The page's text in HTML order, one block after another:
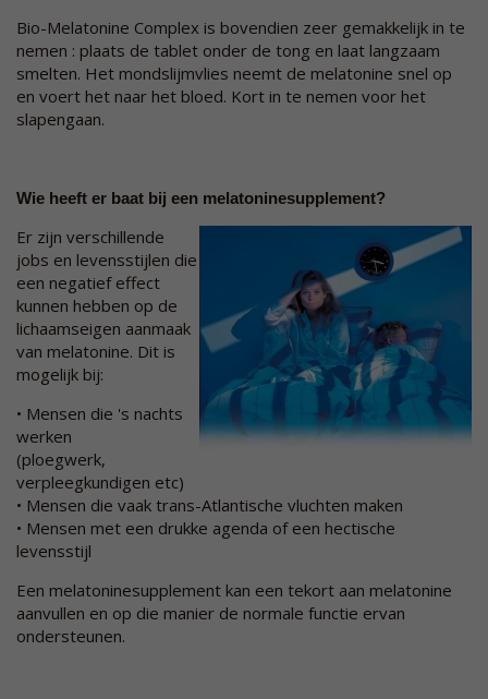
Bio-Melatonine Complex is bovendien zeer gemakkelijk in te
nemen : plaats de tablet onder de tong en laat langzaam
smelten. Het mondslijmvlies neemt de melatonine snel op
en voert het naar het bloed. Kort in te nemen voor het
slapengaan.
Wie heeft er baat bij een melatoninesupplement?
Er zijn verschillende
jobs en levensstijlen die
een negatief effect
kunnen hebben op de
lichaamseigen aanmaak
van melatonine. Dit is
mogelijk bij:
• Mensen die 's nachts
werken
(ploegwerk,
verpleegkundigen etc)
• Mensen die vaak trans-Atlantische vluchten maken
• Mensen met een drukke agenda of een hectische
levensstijl
Een melatoninesupplement kan een tekort aan melatonine
aanvullen en op die manier de normale functie ervan
ondersteunen.